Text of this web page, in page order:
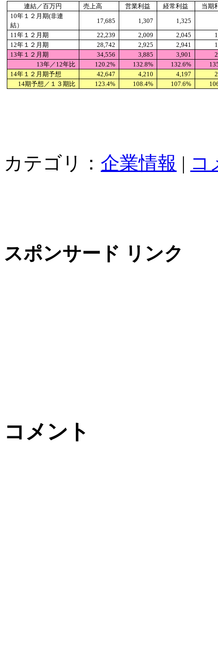
連結／百万円 売上高 営業利益 経常利益
当期
10年１２月期(非連
結）
17,685 1,307
1,325
11年１２月期 22,239 2,009 2,045
12年１２月期 28,742 2,925 2,941
13年１２月期 34,556 3,885 3,901
13年／12年比 120.2% 132.8% 132.6%
14年１２月期予想 42,647 4,210 4,197
14期予想／１３期比 123.4% 108.4% 107.6%
カテゴリ： 企業情報 | コ
スポンサード リンク
コメント